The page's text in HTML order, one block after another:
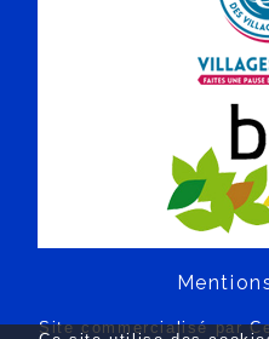
Site commercialisé par